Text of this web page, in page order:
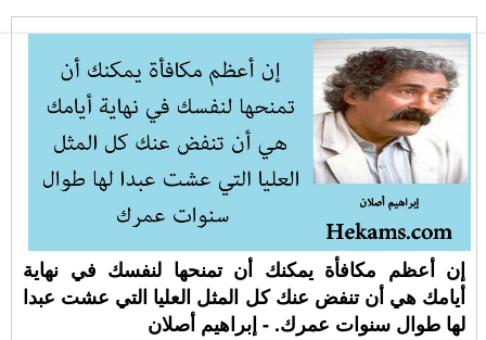
إن أعظم مكافأة يمكنك أن تمنحها لنفسك في نهاية
أيامك هي أن تنفض عنك كل المثل العليا التي عشت عبدا
لها طوال سنوات عمرك. - إبراهيم أصلان